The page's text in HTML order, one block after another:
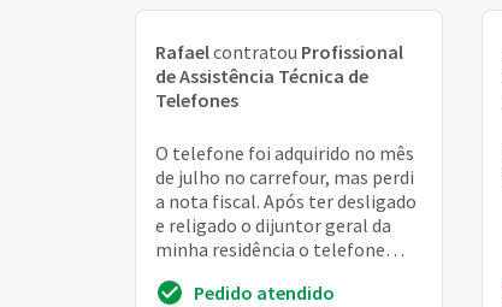
Rafaelcontratou Profissional
de Assistência Técnica de
Telefones
O telefone foi adquirido no mês
de julho no carrefour, mas perdi
a nota fiscal. Após ter desligado
e religado o dijuntor geral da
minha residência o telefone
Pedido atendido